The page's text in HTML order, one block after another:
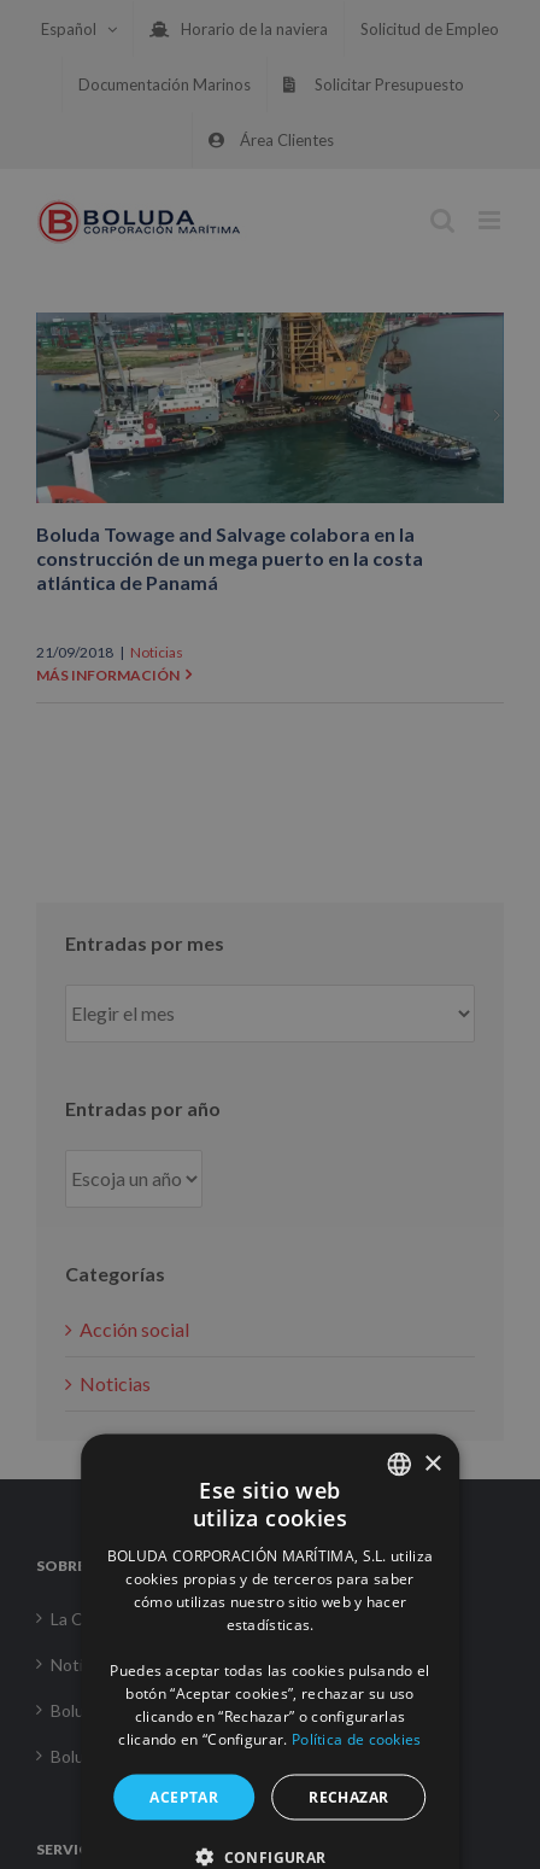
Español Horario de la naviera Solicitud de Empleo
Documentación Marinos Solicitar Presupuesto
Área Clientes
Boluda Towage and Salvage colabora en la
construcción de un mega puerto en la costa
atlántica de Panamá
21/09/2018 | Noticias
MÁS INFORMACIÓN
Entradas por mes
por
Entradas por año
Categorías
Acción social
Noticias
SOBRE NOSOTROS
La Corporación
Noticias
Boluda Towage
Boluda Shipping
SERVICIOS
ENGLISH
FRENCH
×
Ese sitio web
utiliza cookies
BOLUDA CORPORACIÓN MARÍTIMA, S.L. utiliza
cookies propias y de terceros para saber
cómo utilizas nuestro sitio web y hacer
estadísticas.
Puedes aceptar todas las cookies pulsando el
botón “Aceptar cookies”, rechazar su uso
clicando en “Rechazar” o configurarlas
clicando en “Configurar. Política de cookies
ACEPTAR RECHAZAR
CONFIGURAR